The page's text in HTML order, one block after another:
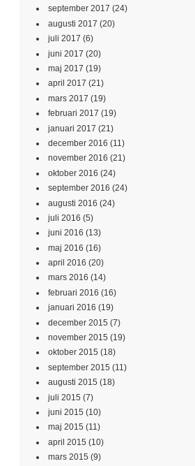
september 2017 (24)
augusti 2017 (20)
juli 2017 (6)
juni 2017 (20)
maj 2017 (19)
april 2017 (21)
mars 2017 (19)
februari 2017 (19)
januari 2017 (21)
december 2016 (11)
november 2016 (21)
oktober 2016 (24)
september 2016 (24)
augusti 2016 (24)
juli 2016 (5)
juni 2016 (13)
maj 2016 (16)
april 2016 (20)
mars 2016 (14)
februari 2016 (16)
januari 2016 (19)
december 2015 (7)
november 2015 (19)
oktober 2015 (18)
september 2015 (11)
augusti 2015 (18)
juli 2015 (7)
juni 2015 (10)
maj 2015 (11)
april 2015 (10)
mars 2015 (9)